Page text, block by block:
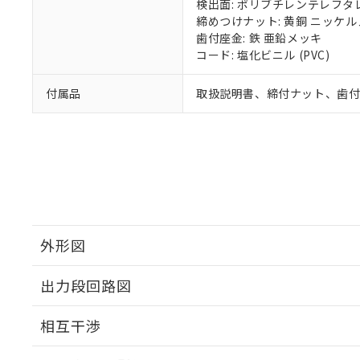
検出面: ポリブチレンテレフタ
締めつけナット: 黄銅 ニッケル
歯付座金: 鉄 亜鉛メッキ
コード: 塩化ビニル (PVC)
付属品 取扱説明書、締付ナット、歯
外形図
出力段回路図
相互干渉